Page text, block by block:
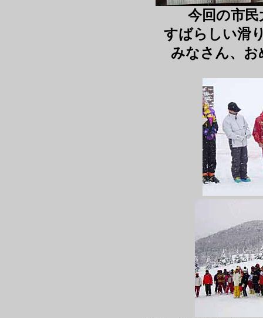
今回の市
すばらしい滑
みなさん、